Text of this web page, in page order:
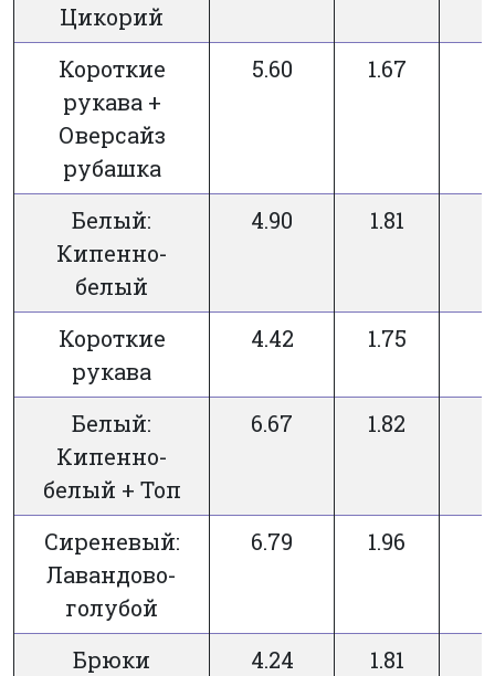
Цикорий
Короткие
рукава +
Оверсайз
рубашка
5.60 1.67
Белый:
Кипенно-
белый
4.90 1.81
Короткие
рукава
4.42 1.75
Белый:
Кипенно-
белый + Топ
6.67 1.82
Сиреневый:
Лавандово-
голубой
6.79 1.96
Брюки 4.24
1.81